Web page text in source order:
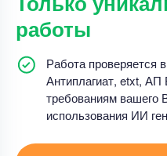
работы
Работа проверяется
Антиплагиат, etxt,
требованиям вашего
использования ИИ